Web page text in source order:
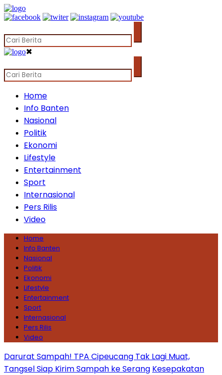
✖
Home
Info Banten
Nasional
Politik
Ekonomi
Lifestyle
Entertainment
Sport
Internasional
Pers Rilis
Video
Home
Info Banten
Nasional
Politik
Ekonomi
Lifestyle
Entertainment
Sport
Internasional
Pers Rilis
Video
Darurat Sampah! TPA Cipeucang Tak Lagi Muat,
Tangsel Siap Kirim Sampah ke Serang Kesepakatan